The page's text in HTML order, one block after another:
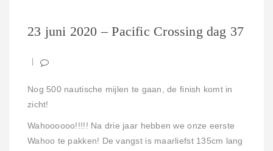
23 juni 2020 – Pacific Crossing dag 37
Nog 500 nautische mijlen te gaan, de finish komt in
zicht!
Wahoooooo!!!!! Na drie jaar hebben we onze eerste
Wahoo te pakken! De vangst is maarliefst 135cm lang